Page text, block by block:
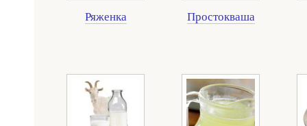
Ряженка Простокваша